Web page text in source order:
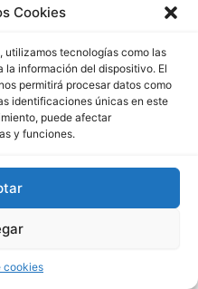
Cookies
utilizamos tecnologías como las
información del dispositivo. El
permitirá procesar datos como
identificaciones únicas en este
puede afectar
y funciones.
cookies
Miguel De Los Bancos |